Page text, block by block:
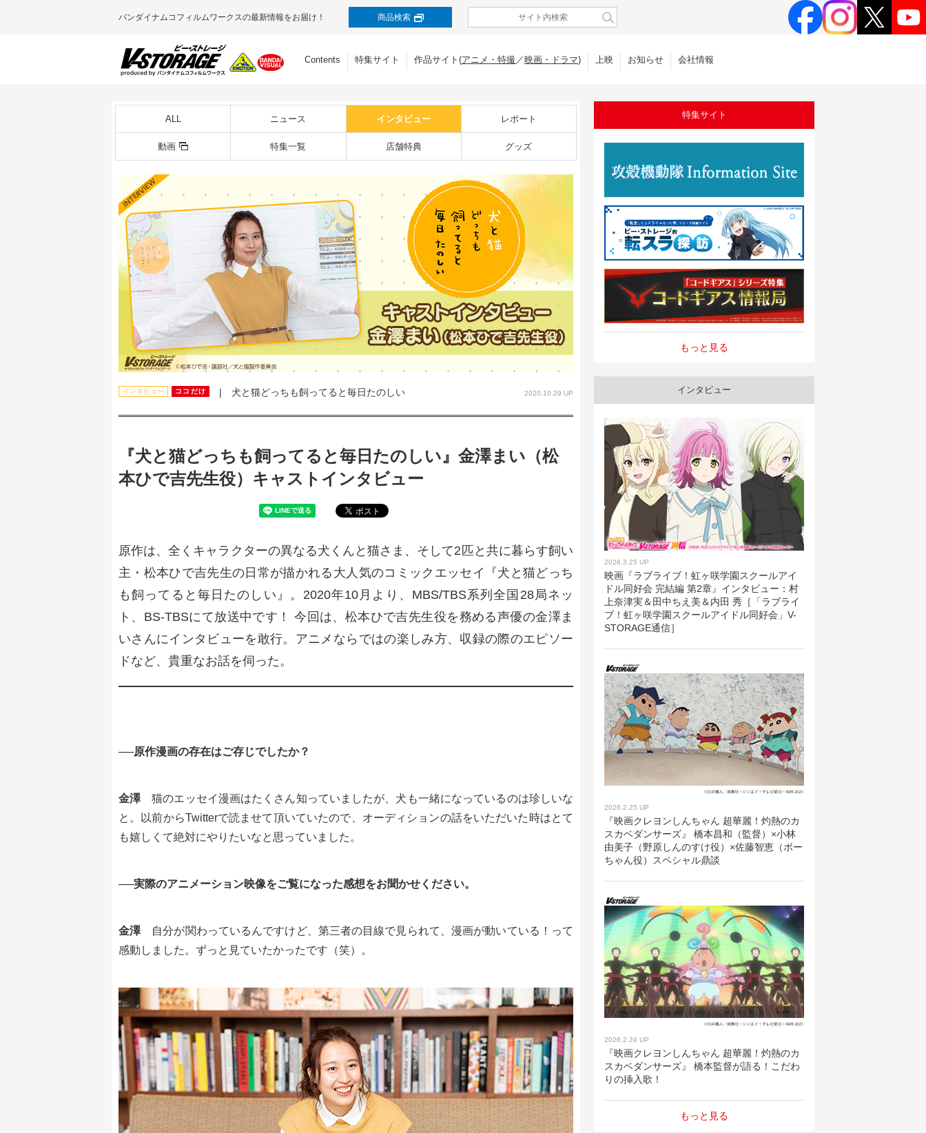
バンダイナムコフィルムワークスの最新情報をお届け！ 商品検索
Contents 特集サイト 作品サイト(アニメ・特撮／映画・ドラマ) 上映 お知らせ 会社情報
ALL ニュース インタビュー レポート
動画 特集一覧 店舗特典 グッズ
インタビュー ココだけ | 犬と猫どっちも飼ってると毎日たのしい 2020.10.29 UP
『犬と猫どっちも飼ってると毎日たのしい』金澤まい（松
本ひで吉先生役）キャストインタビュー
原作は、全くキャラクターの異なる犬くんと猫さま、そして2匹と共に暮らす飼い
主・松本ひで吉先生の日常が描かれる大人気のコミックエッセイ『犬と猫どっち
も飼ってると毎日たのしい』。2020年10月より、MBS/TBS系列全国28局ネッ
ト、BS-TBSにて放送中です！ 今回は、松本ひで吉先生役を務める声優の金澤ま
いさんにインタビューを敢行。アニメならではの楽しみ方、収録の際のエピソー
ドなど、貴重なお話を伺った。
──原作漫画の存在はご存じでしたか？
金澤
猫のエッセイ漫画はたくさん知っていましたが、犬も一緒になっているのは珍しいな
と。以前からTwitterで読ませて頂いていたので、オーディションの話をいただいた時はとて
も嬉しくて絶対にやりたいなと思っていました。
──実際のアニメーション映像をご覧になった感想をお聞かせください。
金澤
自分が関わっているんですけど、第三者の目線で見られて、漫画が動いている！って
感動しました。ずっと見ていたかったです（笑）。
特集サイト
もっと見る
インタビュー
2026.3.25 UP
映画『ラブライブ！虹ヶ咲学園スクールアイ
ドル同好会 完結編 第2章』インタビュー：村
上奈津実＆田中ちえ美＆内田 秀［「ラブライ
ブ！虹ヶ咲学園スクールアイドル同好会」V-
STORAGE通信］
2026.2.25 UP
『映画クレヨンしんちゃん 超華麗！灼熱のカ
スカベダンサーズ』 橋本昌和（監督）×小林
由美子（野原しんのすけ役）×佐藤智恵（ボー
ちゃん役）スペシャル鼎談
2026.2.24 UP
『映画クレヨンしんちゃん 超華麗！灼熱のカ
スカベダンサーズ』 橋本監督が語る！こだわ
りの挿入歌！
もっと見る